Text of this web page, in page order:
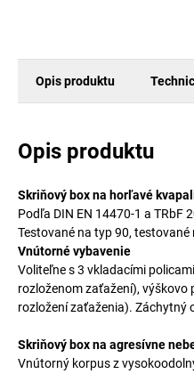
Opis produktu
Opis produktu
Skriňový box na horľavé
Podľa DIN EN 14470-1 a TRbF
Testované na typ 90,
Vnútorné vybavenie
Voliteľne s 3 vkladacími
rozloženom zaťažení),
rozložení zaťaženia). Záchytný
Skriňový box na agresívne
Vnútorný korpus z